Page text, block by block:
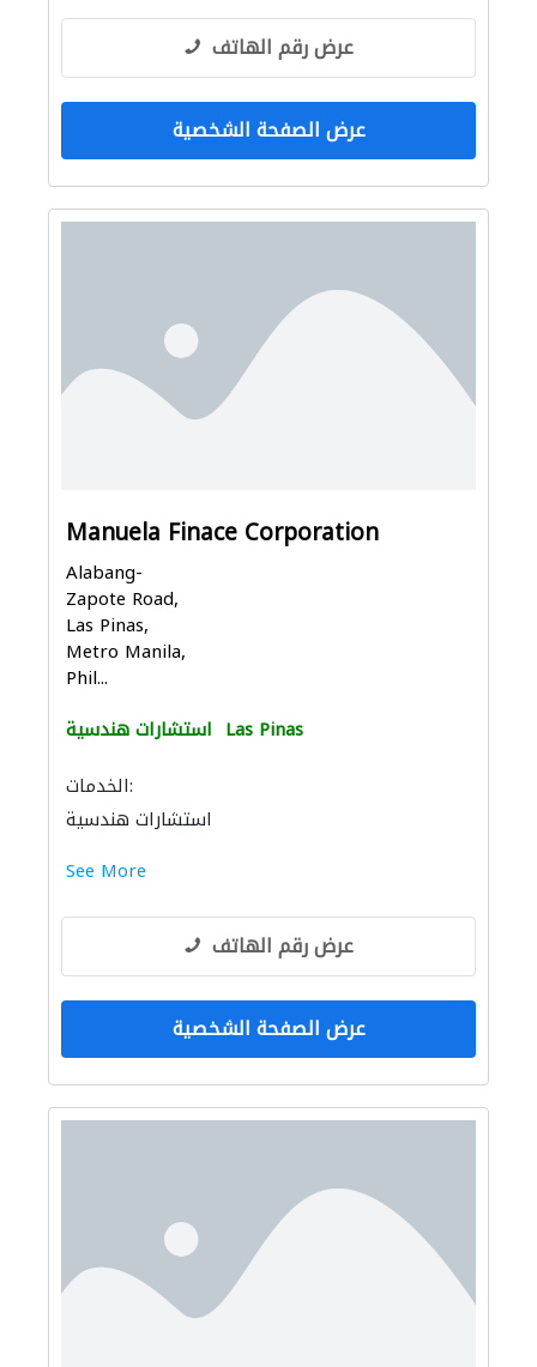
عرض رقم الهاتف
عرض الصفحة الشخصية
Manuela Finace Corporation
Alabang-
Zapote Road,
Las Pinas,
Metro Manila,
Phil...
استشارات هندسية Las Pinas
الخدمات:
استشارات هندسية
See More
عرض رقم الهاتف
عرض الصفحة الشخصية